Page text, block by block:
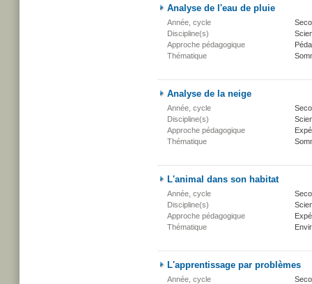
Analyse de l'eau de pluie
Année, cycle
Discipline(s)
Approche pédagogique
Thématique
Analyse de la neige
Année, cycle
Discipline(s)
Approche pédagogique
Thématique
L'animal dans son habitat
Année, cycle
Discipline(s)
Approche pédagogique
Thématique
L'apprentissage par problèmes
Année, cycle